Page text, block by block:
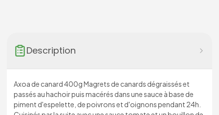
Description
Axoa de canard 400g Magrets de canards dégraissés et
passés au hachoir puis macérés dans une sauce à base de
piment d'espelette, de poivrons et d'oignons pendant 24h.